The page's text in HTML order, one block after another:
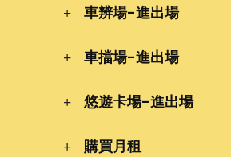
車辨場-進出場
車擋場-進出場
悠遊卡場-進出場
購買月租